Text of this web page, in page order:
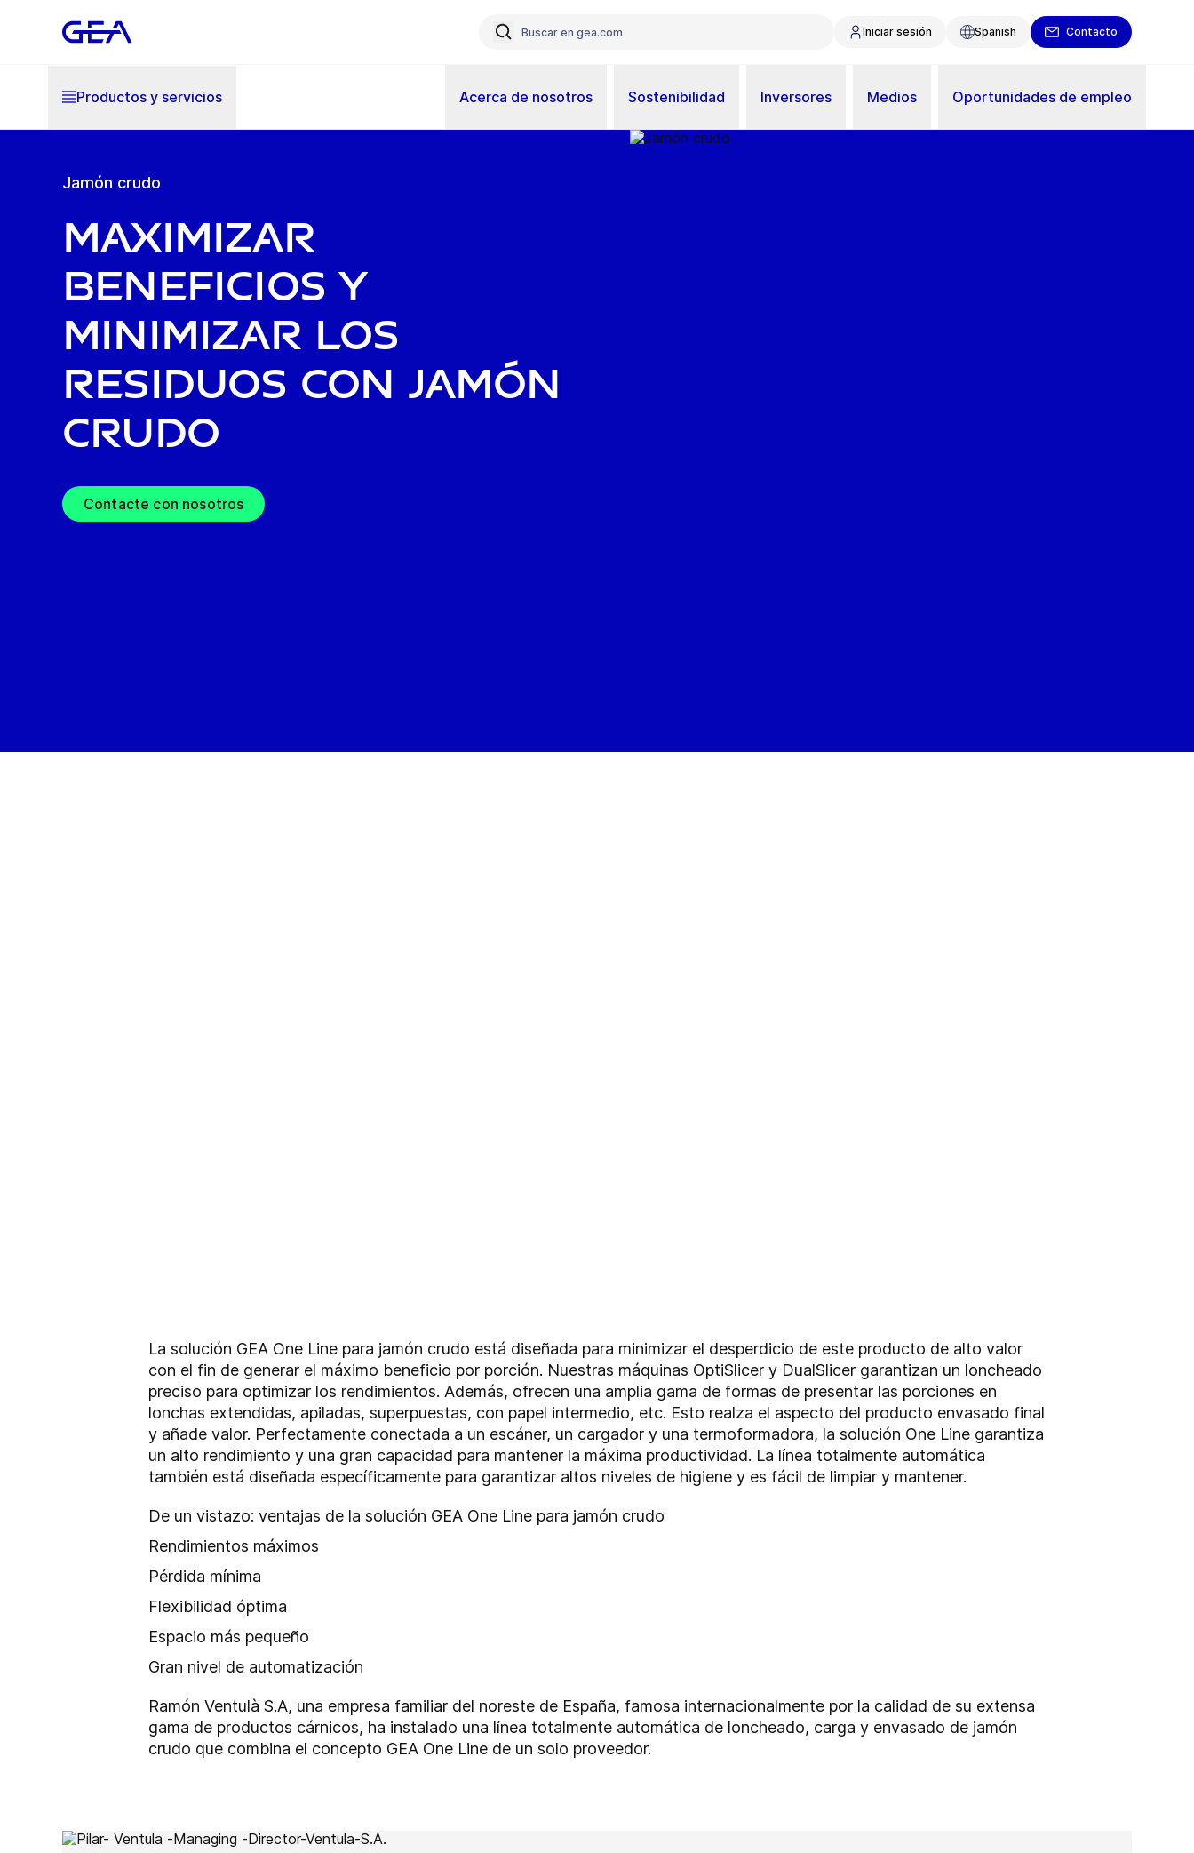
Iniciar sesión Spanish Contacto
Productos y servicios Acerca de nosotros Sostenibilidad Inversores Medios Oportunidades de empleo
Jamón crudo
Maximizar
beneficios y
minimizar los
residuos con jamón
crudo
Contacte con nosotros
La solución GEA One Line para jamón crudo está diseñada para minimizar el desperdicio de este producto de alto valor
con el fin de generar el máximo beneficio por porción. Nuestras máquinas OptiSlicer y DualSlicer garantizan un loncheado
preciso para optimizar los rendimientos. Además, ofrecen una amplia gama de formas de presentar las porciones en
lonchas extendidas, apiladas, superpuestas, con papel intermedio, etc. Esto realza el aspecto del producto envasado final
y añade valor. Perfectamente conectada a un escáner, un cargador y una termoformadora, la solución One Line garantiza
un alto rendimiento y una gran capacidad para mantener la máxima productividad. La línea totalmente automática
también está diseñada específicamente para garantizar altos niveles de higiene y es fácil de limpiar y mantener.
De un vistazo: ventajas de la solución GEA One Line para jamón crudo
Rendimientos máximos
Pérdida mínima
Flexibilidad óptima
Espacio más pequeño
Gran nivel de automatización
Ramón Ventulà S.A, una empresa familiar del noreste de España, famosa internacionalmente por la calidad de su extensa
gama de productos cárnicos, ha instalado una línea totalmente automática de loncheado, carga y envasado de jamón
crudo que combina el concepto GEA One Line de un solo proveedor.